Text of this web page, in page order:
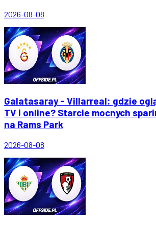
2026-08-08
Galatasaray - Villarreal: gdzie
TV i online? Starcie mocnych
na Rams Park
2026-08-08